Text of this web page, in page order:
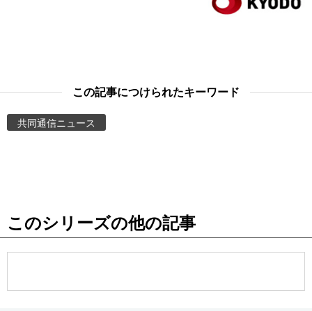
お知らせ
この記事につけられたキーワード
共同通信ニュース
このシリーズの他の記事